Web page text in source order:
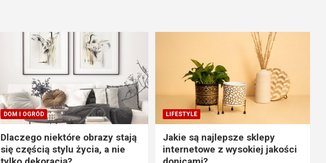
DOM I OGRÓD
Dlaczego niektóre obrazy stają
się częścią stylu życia, a nie
LIFESTYLE
Jakie są najlepsze sklepy
internetowe z wysokiej jakości